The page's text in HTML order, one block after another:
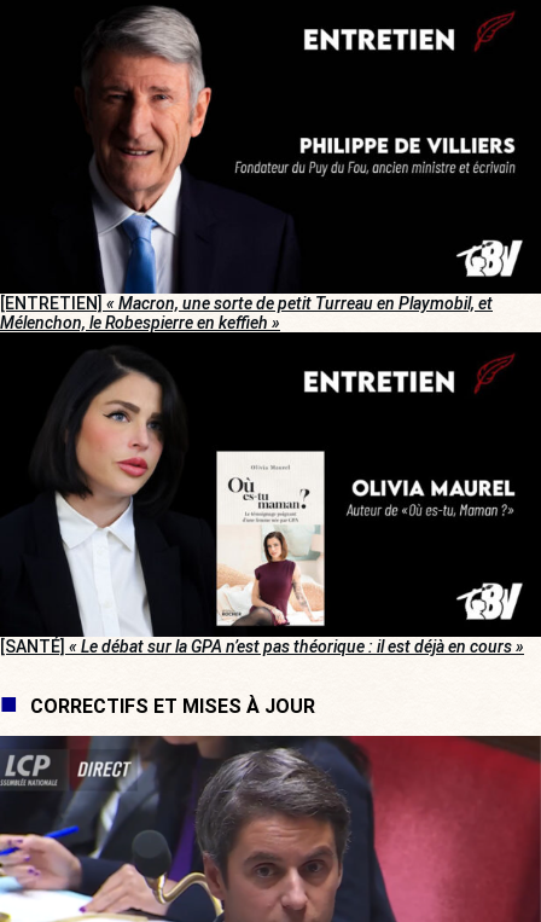
[ENTRETIEN] « Macron, une sorte de petit Turreau en Playmobil, et
Mélenchon, le Robespierre en keffieh »
[SANTÉ] « Le débat sur la GPA n’est pas théorique : il est déjà en cours »
CORRECTIFS ET MISES À JOUR